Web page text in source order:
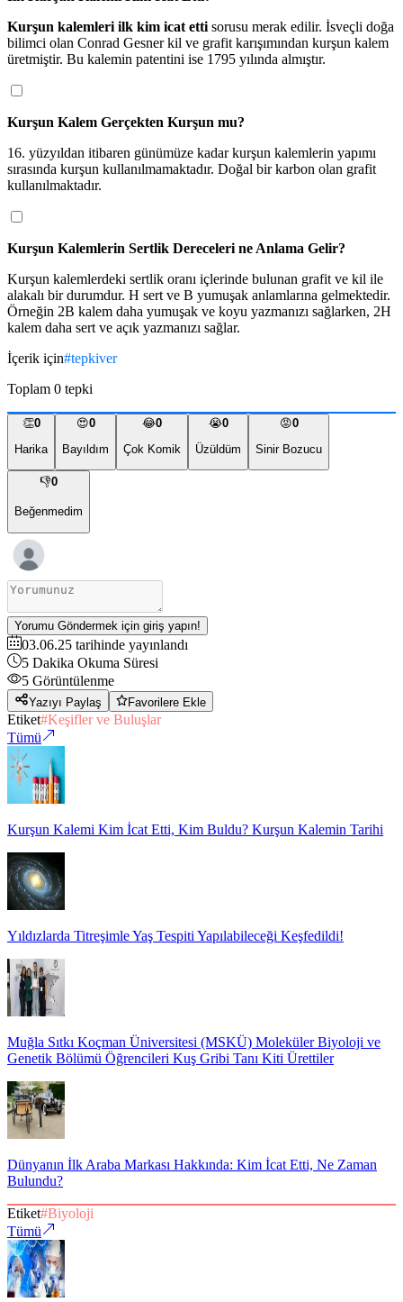
Kurşun kalemleri ilk kim icat etti sorusu merak edilir. İsveçli doğa
bilimci olan Conrad Gesner kil ve grafit karışımından kurşun kalem
üretmiştir. Bu kalemin patentini ise 1795 yılında almıştır.
Kurşun Kalem Gerçekten Kurşun mu?
16. yüzyıldan itibaren günümüze kadar kurşun kalemlerin yapımı
sırasında kurşun kullanılmamaktadır. Doğal bir karbon olan grafit
kullanılmaktadır.
Kurşun Kalemlerin Sertlik Dereceleri ne Anlama Gelir?
Kurşun kalemlerdeki sertlik oranı içlerinde bulunan grafit ve kil ile
alakalı bir durumdur. H sert ve B yumuşak anlamlarına gelmektedir.
Örneğin 2B kalem daha yumuşak ve koyu yazmanızı sağlarken, 2H
kalem daha sert ve açık yazmanızı sağlar.
İçerik için#tepkiver
Toplam 0 tepki
👏0
Harika
😍0
Bayıldım
😂0
Çok Komik
😭0
Üzüldüm
😡0
Sinir Bozucu
👎0
Beğenmedim
Yorumu Göndermek için giriş yapın!
03.06.25 tarihinde yayınlandı
5 Dakika Okuma Süresi
5 Görüntülenme
Yazıyı Paylaş Favorilere Ekle
Etiket#Keşifler ve Buluşlar
Tümü
Kurşun Kalemi Kim İcat Etti, Kim Buldu? Kurşun Kalemin Tarihi
Yıldızlarda Titreşimle Yaş Tespiti Yapılabileceği Keşfedildi!
Muğla Sıtkı Koçman Üniversitesi (MSKÜ) Moleküler Biyoloji ve
Genetik Bölümü Öğrencileri Kuş Gribi Tanı Kiti Ürettiler
Dünyanın İlk Araba Markası Hakkında: Kim İcat Etti, Ne Zaman
Bulundu?
Etiket#Biyoloji
Tümü